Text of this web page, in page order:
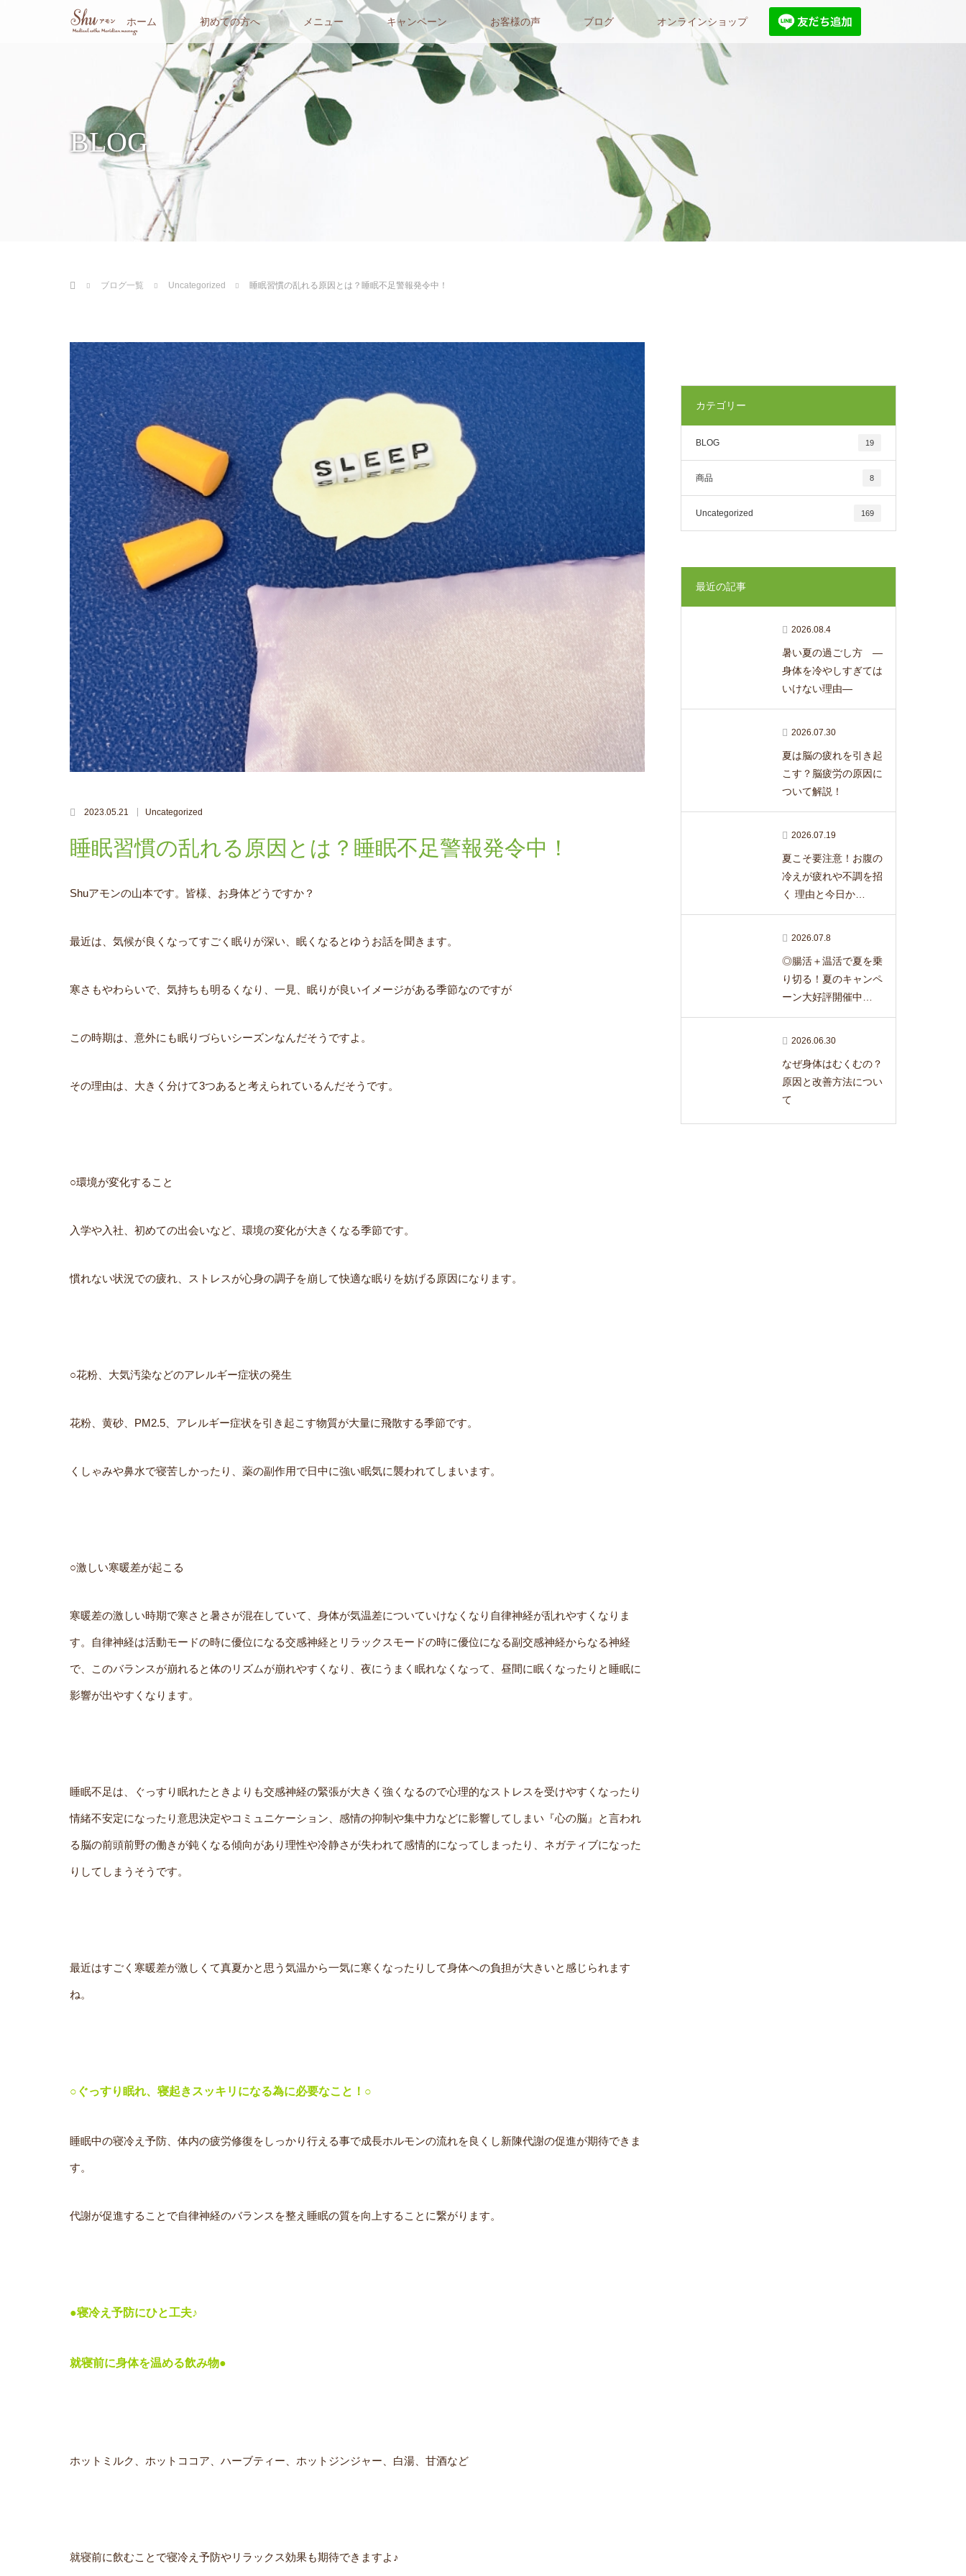
ホーム 初めての方へ メニュー キャンペーン お客様の声 ブログ オンラインショップ
BLOG
ブログ一覧
Uncategorized 睡眠習慣の乱れる原因とは？睡眠不足警報発令中！
2023.05.21 Uncategorized
睡眠習慣の乱れる原因とは？睡眠不足警報発令中！
Shuアモンの山本です。皆様、お身体どうですか？
最近は、気候が良くなってすごく眠りが深い、眠くなるとゆうお話を聞きます。
寒さもやわらいで、気持ちも明るくなり、一見、眠りが良いイメージがある季節なのですが
この時期は、意外にも眠りづらいシーズンなんだそうですよ。
その理由は、大きく分けて3つあると考えられているんだそうです。
○環境が変化すること
入学や入社、初めての出会いなど、環境の変化が大きくなる季節です。
慣れない状況での疲れ、ストレスが心身の調子を崩して快適な眠りを妨げる原因になります。
○花粉、大気汚染などのアレルギー症状の発生
花粉、黄砂、PM2.5、アレルギー症状を引き起こす物質が大量に飛散する季節です。
くしゃみや鼻水で寝苦しかったり、薬の副作用で日中に強い眠気に襲われてしまいます。
○激しい寒暖差が起こる
寒暖差の激しい時期で寒さと暑さが混在していて、身体が気温差についていけなくなり自律神経が乱れやすくなりま
す。自律神経は活動モードの時に優位になる交感神経とリラックスモードの時に優位になる副交感神経からなる神経
で、このバランスが崩れると体のリズムが崩れやすくなり、夜にうまく眠れなくなって、昼間に眠くなったりと睡眠に
影響が出やすくなります。
睡眠不足は、ぐっすり眠れたときよりも交感神経の緊張が大きく強くなるので心理的なストレスを受けやすくなったり
情緒不安定になったり意思決定やコミュニケーション、感情の抑制や集中力などに影響してしまい『心の脳』と言われ
る脳の前頭前野の働きが鈍くなる傾向があり理性や冷静さが失われて感情的になってしまったり、ネガティブになった
りしてしまうそうです。
最近はすごく寒暖差が激しくて真夏かと思う気温から一気に寒くなったりして身体への負担が大きいと感じられます
ね。
○ぐっすり眠れ、寝起きスッキリになる為に必要なこと！○
睡眠中の寝冷え予防、体内の疲労修復をしっかり行える事で成長ホルモンの流れを良くし新陳代謝の促進が期待できま
す。
代謝が促進することで自律神経のバランスを整え睡眠の質を向上することに繋がります。
●寝冷え予防にひと工夫♪
就寝前に身体を温める飲み物●
ホットミルク、ホットココア、ハーブティー、ホットジンジャー、白湯、甘酒など
就寝前に飲むことで寝冷え予防やリラックス効果も期待できますよ♪
カテゴリー
BLOG 19
商品 8
Uncategorized 169
最近の記事
2026.08.4
暑い夏の過ごし方 ―
身体を冷やしすぎては
いけない理由―
2026.07.30
夏は脳の疲れを引き起
こす？脳疲労の原因に
ついて解説！
2026.07.19
夏こそ要注意！お腹の
冷えが疲れや不調を招
く 理由と今日か…
2026.07.8
◎腸活＋温活で夏を乗
り切る！夏のキャンペ
ーン大好評開催中…
2026.06.30
なぜ身体はむくむの？
原因と改善方法につい
て